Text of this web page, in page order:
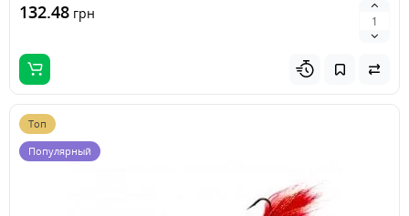
132.48 грн
Топ
Популярный